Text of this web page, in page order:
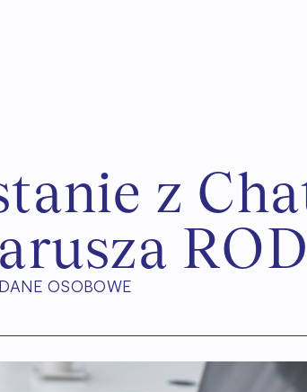
tanie z Cha
arusza ROD
DANE OSOBOWE